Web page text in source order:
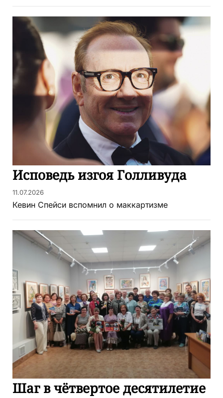
Исповедь изгоя Голливуда
11.07.2026
Кевин Спейси вспомнил о маккартизме
Шаг в чётвертое десятилетие